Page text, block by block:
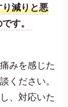
減りと悪
す。
みを感じた
ください。
、対応いた